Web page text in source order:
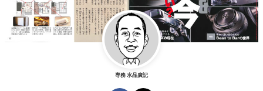
専務 水品廣記